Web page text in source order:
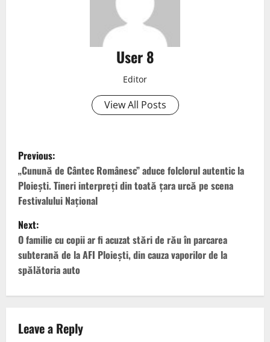
User 8
Editor
View All Posts
Previous:
„Cunună de Cântec Românesc” aduce folclorul autentic la
Ploiești. Tineri interpreți din toată țara urcă pe scena
Festivalului Național
Next:
O familie cu copii ar fi acuzat stări de rău în parcarea
subterană de la AFI Ploiești, din cauza vaporilor de la
spălătoria auto
Leave a Reply